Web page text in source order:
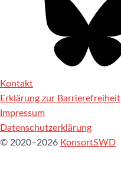
Kontakt
Erklärung zur Barrierefreiheit
Impressum
Datenschutzerklärung
© 2020–2026 KonsortSWD